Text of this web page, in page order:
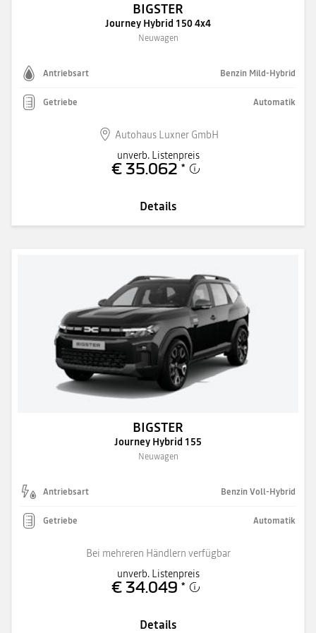
BIGSTER
Journey Hybrid 150 4x4
Neuwagen
Antriebsart Benzin Mild-Hybrid
Getriebe Automatik
Autohaus Luxner GmbH
unverb. Listenpreis
€ 35.062 *
Details
BIGSTER
Journey Hybrid 155
Neuwagen
Antriebsart Benzin Voll-Hybrid
Getriebe Automatik
Bei mehreren Händlern verfügbar
unverb. Listenpreis
€ 34.049 *
Details